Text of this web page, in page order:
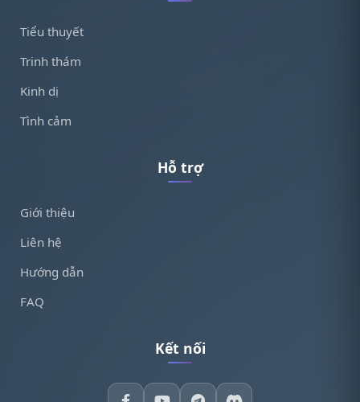
Tiểu thuyết
Trinh thám
Kinh dị
Tình cảm
Hỗ trợ
Giới thiệu
Liên hệ
Hướng dẫn
FAQ
Kết nối